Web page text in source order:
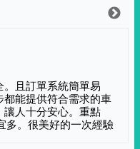
且訂單系統簡單易
能提供符合需求的車
讓人十分安心。重點
多。很美好的一次經驗